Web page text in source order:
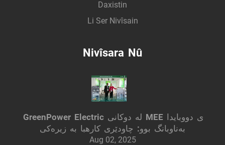
Daxistin
Li Ser Nivîsain
Nivîsara Nû
GreenPower Electric لە دوکانی MEE ی دووبایدا
بەناوبانگ بوو: چاودێری کارهبا بە زیرەکی
Aug 02, 2025